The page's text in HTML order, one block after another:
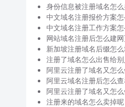
身份信息被注册域名怎
中文域名注册报价方案
中文域名注册工作方案
网站域名注册后怎么建
新加坡注册域名后缀怎
注册了域名怎么出售给
阿里云注册了域名又怎
阿里云域名注册后怎么
阿里云注册了域名又怎
注册来的域名怎么卖掉呢